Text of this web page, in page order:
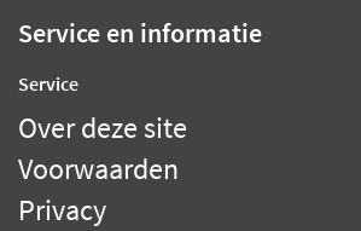
Service en informatie
Service
Over deze site
Voorwaarden
Privacy